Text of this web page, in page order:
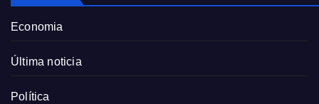
Economia
Última noticia
Política